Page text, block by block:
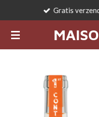
naar
de
Gratis